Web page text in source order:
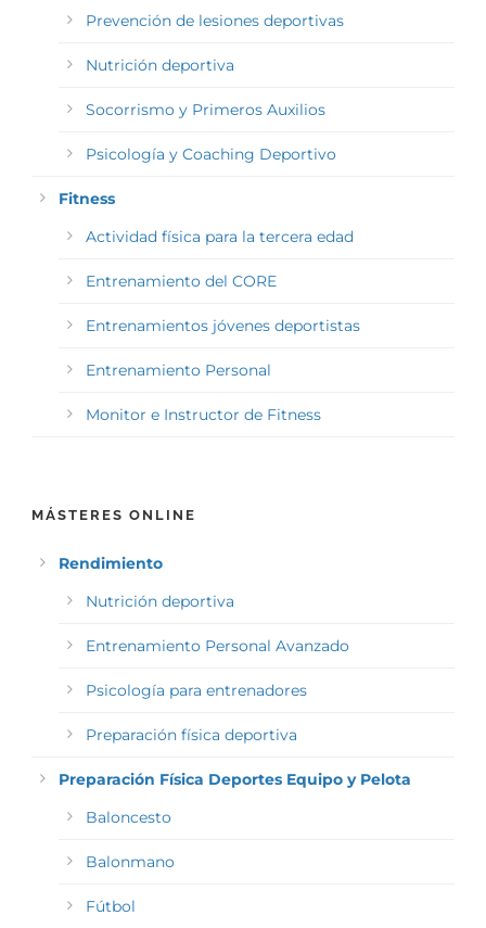
Prevención de lesiones deportivas
Nutrición deportiva
Socorrismo y Primeros Auxilios
Psicología y Coaching Deportivo
Fitness
Actividad física para la tercera edad
Entrenamiento del CORE
Entrenamientos jóvenes deportistas
Entrenamiento Personal
Monitor e Instructor de Fitness
MÁSTERES ONLINE
Rendimiento
Nutrición deportiva
Entrenamiento Personal Avanzado
Psicología para entrenadores
Preparación física deportiva
Preparación Física Deportes Equipo y Pelota
Baloncesto
Balonmano
Fútbol